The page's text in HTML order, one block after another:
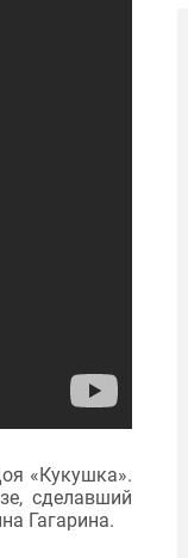
«Кукушка».
сделавший
Гагарина.